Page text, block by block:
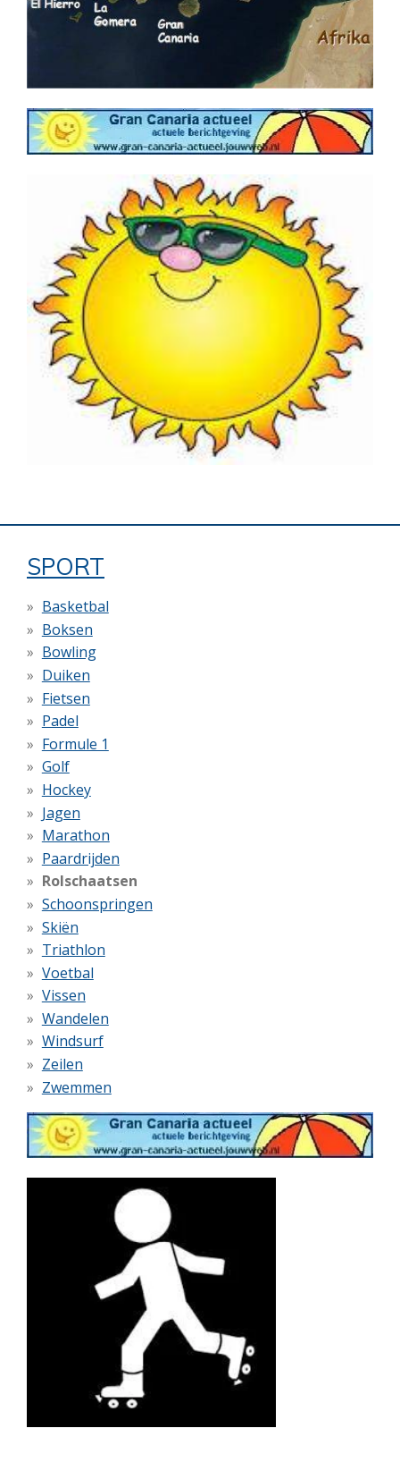
SPORT
Basketbal
Boksen
Bowling
Duiken
Fietsen
Padel
Formule 1
Golf
Hockey
Jagen
Marathon
Paardrijden
Rolschaatsen
Schoonspringen
Skiën
Triathlon
Voetbal
Vissen
Wandelen
Windsurf
Zeilen
Zwemmen